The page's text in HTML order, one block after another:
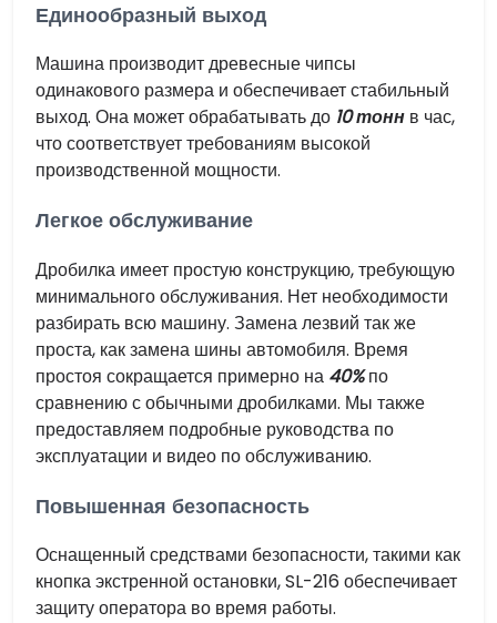
Единообразный выход
Машина производит древесные чипсы
одинакового размера и обеспечивает стабильный
выход. Она может обрабатывать до 10 тонн в час,
что соответствует требованиям высокой
производственной мощности.
Легкое обслуживание
Дробилка имеет простую конструкцию, требующую
минимального обслуживания. Нет необходимости
разбирать всю машину. Замена лезвий так же
проста, как замена шины автомобиля. Время
простоя сокращается примерно на 40%по
сравнению с обычными дробилками. Мы также
предоставляем подробные руководства по
эксплуатации и видео по обслуживанию.
Повышенная безопасность
Оснащенный средствами безопасности, такими как
кнопка экстренной остановки, SL-216 обеспечивает
защиту оператора во время работы.